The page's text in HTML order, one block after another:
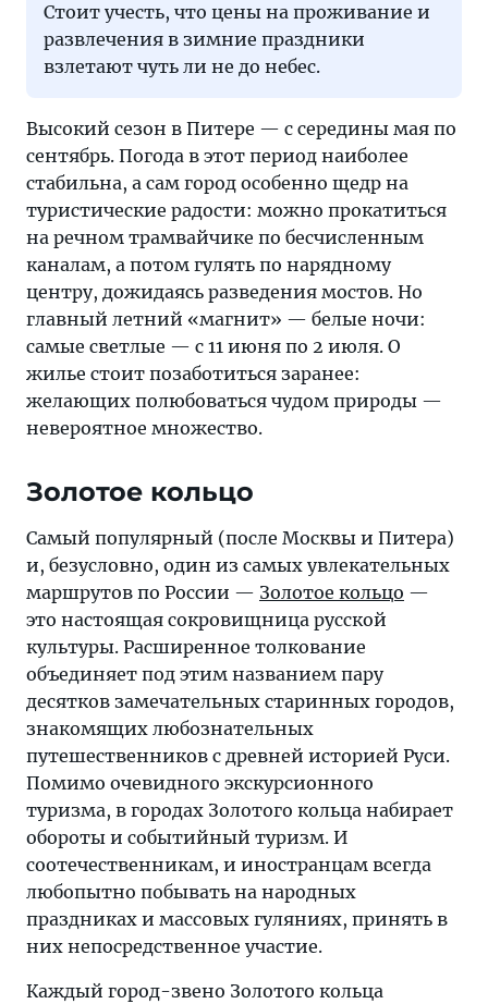
Стоит учесть, что цены на проживание и
развлечения в зимние праздники
взлетают чуть ли не до небес.
Высокий сезон в Питере — с середины мая по
сентябрь. Погода в этот период наиболее
стабильна, а сам город особенно щедр на
туристические радости: можно прокатиться
на речном трамвайчике по бесчисленным
каналам, а потом гулять по нарядному
центру, дожидаясь разведения мостов. Но
главный летний «магнит» — белые ночи:
самые светлые — с 11 июня по 2 июля. О
жилье стоит позаботиться заранее:
желающих полюбоваться чудом природы —
невероятное множество.
Золотое кольцо
Самый популярный (после Москвы и Питера)
и, безусловно, один из самых увлекательных
маршрутов по России — Золотое кольцо —
это настоящая сокровищница русской
культуры. Расширенное толкование
объединяет под этим названием пару
десятков замечательных старинных городов,
знакомящих любознательных
путешественников с древней историей Руси.
Помимо очевидного экскурсионного
туризма, в городах Золотого кольца набирает
обороты и событийный туризм. И
соотечественникам, и иностранцам всегда
любопытно побывать на народных
праздниках и массовых гуляниях, принять в
них непосредственное участие.
Каждый город-звено Золотого кольца